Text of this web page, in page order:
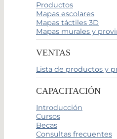
Productos
Mapas escolares
Mapas táctiles 3D
Mapas murales y
VENTAS
Lista de productos y
CAPACITACIÓN
Introducción
Cursos
Becas
Consultas frecuentes